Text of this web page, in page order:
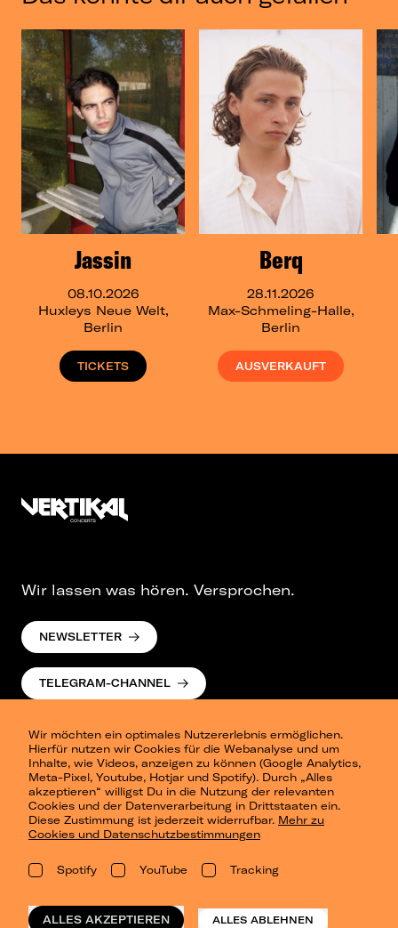
Jassin
08.10.2026
Huxleys Neue Welt,
Berlin
TICKETS
Berq
28.11.2026
Max-Schmeling-Halle,
Berlin
AUSVERKAUFT
Wir möchten ein optimales Nutzererlebnis ermöglichen.
Hierfür nutzen wir Cookies für die Webanalyse und um
Inhalte, wie Videos, anzeigen zu können (Google Analytics,
Meta-Pixel, Youtube, Hotjar und Spotify). Durch „Alles
akzeptieren“ willigst Du in die Nutzung der relevanten
Cookies und der Datenverarbeitung in Drittstaaten ein.
Diese Zustimmung ist jederzeit widerrufbar. Mehr zu
Cookies und Datenschutzbestimmungen
Spotify YouTube Tracking
ALLES AKZEPTIEREN ALLES ABLEHNEN
Wir lassen was hören. Versprochen.
NEWSLETTER
TELEGRAM-CHANNEL
Presse
Berlin
Dresden
Leipzig
Konzertsommer Petersberg
Vergangene Shows